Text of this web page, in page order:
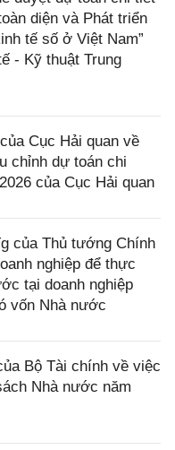
diện và Phát triển
tế số ở Việt Nam”
- Kỹ thuật Trung
Cục Hải quan về
chỉnh dự toán chi
của Cục Hải quan
của Thủ tướng Chính
nghiệp để thực
tại doanh nghiệp
vốn Nhà nước
Bộ Tài chính về việc
Nhà nước năm